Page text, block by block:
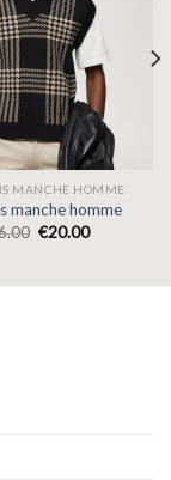
MANCHE HOMME
manche homme
€20.00